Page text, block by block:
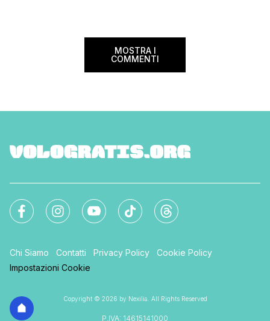
MOSTRA I
COMMENTI
Chi Siamo Contatti Privacy Policy
Cookie Policy
Impostazioni Cookie
Copyright © 2026 by Nexilia. All Rights Reserved
P.IVA: 14615141000